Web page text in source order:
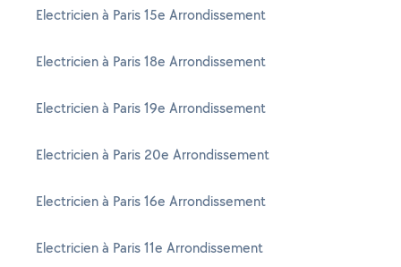
Electricien à Paris 15e Arrondissement
Electricien à Paris 18e Arrondissement
Electricien à Paris 19e Arrondissement
Electricien à Paris 20e Arrondissement
Electricien à Paris 16e Arrondissement
Electricien à Paris 11e Arrondissement